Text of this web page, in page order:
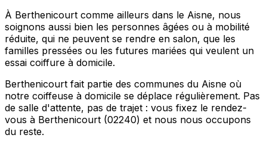
À Berthenicourt comme ailleurs dans le Aisne, nous
soignons aussi bien les personnes âgées ou à mobilité
réduite, qui ne peuvent se rendre en salon, que les
familles pressées ou les futures mariées qui veulent un
essai coiffure à domicile.
Berthenicourt fait partie des communes du Aisne où
notre coiffeuse à domicile se déplace régulièrement. Pas
de salle d'attente, pas de trajet : vous fixez le rendez-
vous à Berthenicourt (02240) et nous nous occupons
du reste.